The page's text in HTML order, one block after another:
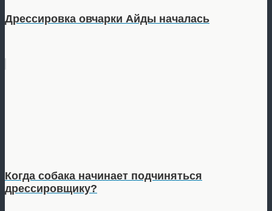
Дрессировка овчарки Айды началась
Когда собака начинает подчиняться
дрессировщику?